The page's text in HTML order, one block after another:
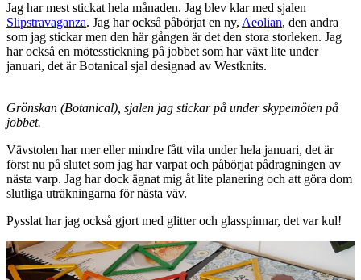
Jag har mest stickat hela månaden. Jag blev klar med sjalen
Slipstravaganza. Jag har också påbörjat en ny, Aeolian, den andra
som jag stickar men den här gången är det den stora storleken. Jag
har också en mötesstickning på jobbet som har växt lite under
januari, det är Botanical sjal designad av Westknits.
Grönskan (Botanical), sjalen jag stickar på under skypemöten på
jobbet.
Vävstolen har mer eller mindre fått vila under hela januari, det är
först nu på slutet som jag har varpat och påbörjat pådragningen av
nästa varp. Jag har dock ägnat mig åt lite planering och att göra dom
slutliga uträkningarna för nästa väv.
Pysslat har jag också gjort med glitter och glasspinnar, det var kul!